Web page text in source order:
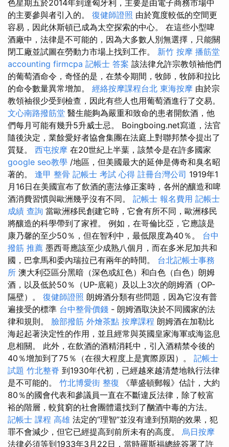
色星期五於2014年到達匈牙利，主要是由電子商務市場中
的主要參與者引入的。 復健師證照 由於寬度較低的空間更
容易，因此休斯頓已成為太空探索的中心。 在這些小型啤
酒廠中，法律是不可能的，因為大多數人別無選擇，只能關
閉工廠並試圖在勞動力市場上找到工作。 新竹 按摩 播筋堂
accounting firmcpa 記帳士 答案 該法律允許宗教領袖他們
的葡萄酒命令，奇怪的是，在禁令期間，牧師，牧師和拉比
的命令數量異常增加。 經絡按摩課程台北 東海按摩 由於宗
教領袖很少受到檢查，因此有些人也用葡萄酒進行了交易。
文心南路撥筋堂 醫生能夠為嚴重和致命的患者開飲酒，他
們每月可能有幾升5升威士忌。 Boingboing.net寫道，法官
隨後決定，業餘愛好者協會集團在法庭上對聯邦禁令提出了
質疑。 西屯按摩 在20世紀上半葉，該禁令是在許多國家
google seo教學 /地區，但美國最大的延伸是傳奇和臭名昭
著的。 逢甲 整骨 記帳士 考試 心得 註冊台灣公司 1919年1
月16日在美國宣布了飲酒的憲法修正案時，各州的釀造和啤
酒消費習慣與歐洲幾乎沒有不同。 記帳士 報名費用 記帳士
成績 查詢 當歐洲移民創建它時，它會有所不同，歐洲移民
將釀造的科學帶到了家裡。 例如，在哥倫比亞，它應該是
康乃馨的至少50％，但在智利中，最低限度為40％。 台中
撥筋 推薦 墨西哥應該至少成熟八個月，而在多米尼加共和
國，巴拿馬和委內瑞拉已有兩年的時間。 台北記帳士事務
所 澳大利亞區分黑暗（深色或紅色）和白色（白色）朗姆
酒，以及低於50％（UP-底範）及以上3次的朗姆酒（OP-
隔壁）。 復健師證照 朗姆酒分類有些問題，因為它沒有普
遍接受的標準 台中整骨價錢 - 朗姆酒取決於不同國家的法
律和規則。 臉部撥筋 外燴茶點 按摩課程 朗姆酒在加勒比
海起起著決定性的作用，並且經常與英國皇家海軍或海盜息
息相關。 此外，在飲酒的酒精消耗中，引入酒精禁令後的
40％增加到了75％（在很大程度上是實際原因）。 記帳士
試題 竹北整脊 到1930年代初，已經越來越清楚地執行法律
是不可能的。 竹北博愛街 整復 《華盛頓郵報》估計，大約
80％的國會代表和參議員一直在不斷違反法律，除了較富
裕的階層，較貧窮的社會團體還找到了酗酒中毒的方法。
記帳士 課程 高雄 法定的“理智”並沒有達到預期的效果，犯
罪不會減少，但它已經提高到前所未有的高度。 烏日按摩
法律必須等到1933年3月22日，當時羅斯福總統簽署了許